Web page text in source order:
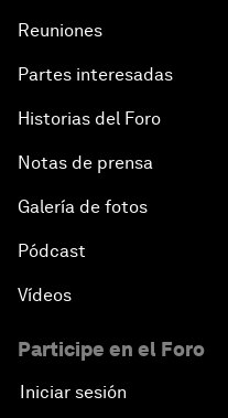
Reuniones
Partes interesadas
Historias del Foro
Notas de prensa
Galería de fotos
Pódcast
Vídeos
Participe en el Foro
Iniciar sesión